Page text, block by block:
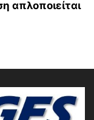
απλοποιείται